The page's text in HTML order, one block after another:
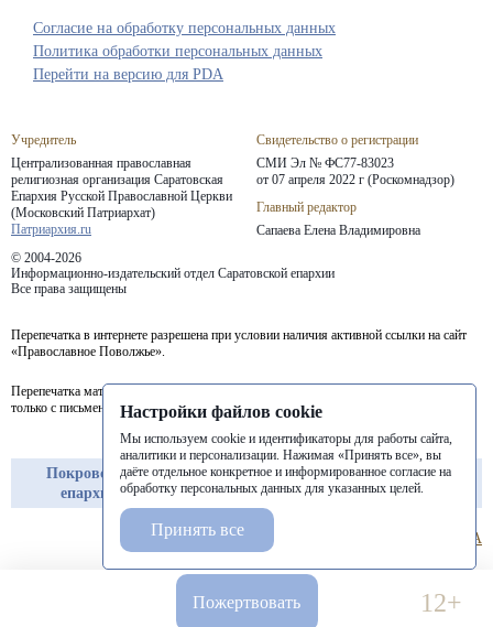
Учредитель
Централизованная православная
религиозная организация Саратовская
Епархия Русской Православной Церкви
(Московский Патриархат)
Патриархия.ru
Свидетельство о регистрации
СМИ Эл № ФС77-83023
от 07 апреля 2022 г (Роскомнадзор)
Главный редактор
Сапаева Елена Владимировна
© 2004-2026
Информационно-издательский отдел Саратовской епархии
Все права защищены
Согласие на обработку персональных данных
Политика обработки персональных данных
Перепечатка в интернете разрешена при условии наличия активной ссылки на сайт
«Православное Поволжье».
Перепечатка материалов портала в печатных изданиях (книгах, прессе) возможна
только с письменного разрешения редакции.
Покровская
епархия
Балашовская
епархия
Балаковская
епархия
Перейти на версию для PDA
Пожертвовать 12+
Настройки файлов cookie
Мы используем cookie и идентификаторы для работы сайта,
аналитики и персонализации. Нажимая «Принять все», вы
даёте отдельное конкретное и информированное согласие на
обработку персональных данных для указанных целей.
Принять все